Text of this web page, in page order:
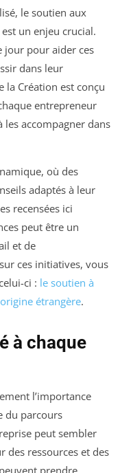
le soutien aux
est un enjeu crucial.
jour pour aider ces
dans leur
la Création est conçu
entrepreneur
accompagner dans
où des
adaptés à leur
recensées ici
peut être un
et de
ces initiatives, vous
ci : le soutien à
étrangère.
à chaque
l’importance
du parcours
peut sembler
des ressources et des
prendre